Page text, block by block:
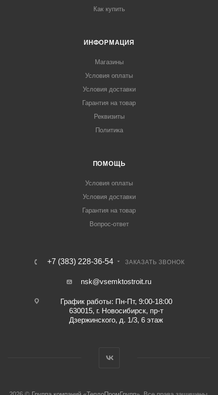
Как купить
ИНФОРМАЦИЯ
Магазины
Условия оплаты
Условия доставки
Гарантия на товар
Реквизиты
Политика
ПОМОЩЬ
Условия оплаты
Условия доставки
Гарантия на товар
Вопрос-ответ
+7 (383) 228-36-54 ЗАКАЗАТЬ ЗВОНОК
nsk@vsemktostroit.ru
График работы: Пн-Пт, 9:00-18:00
630015, г. Новосибирск, пр-т
Дзержинского, д. 1/3, 6 этаж